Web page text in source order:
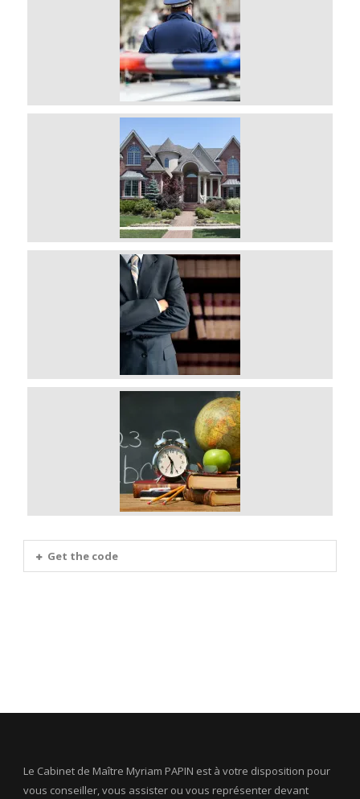
Get the code
Le Cabinet de Maître Myriam PAPIN est à votre disposition pour
vous conseiller, vous assister ou vous représenter devant